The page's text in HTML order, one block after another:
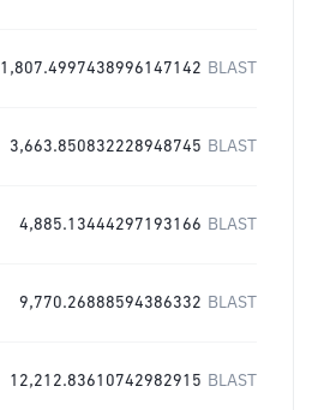
1,807.4997438996147142 BLAST
3,663.850832228948745 BLAST
4,885.13444297193166 BLAST
9,770.26888594386332 BLAST
12,212.83610742982915 BLAST